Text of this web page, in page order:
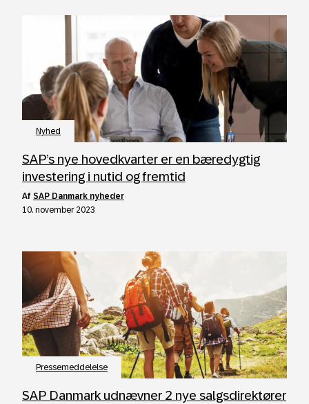
Nyhed
SAP’s nye hovedkvarter er en bæredygtig
investering i nutid og fremtid
af SAP Danmark nyheder
10. november 2023
Pressemeddelelse
SAP Danmark udnævner 2 nye salgsdirektører